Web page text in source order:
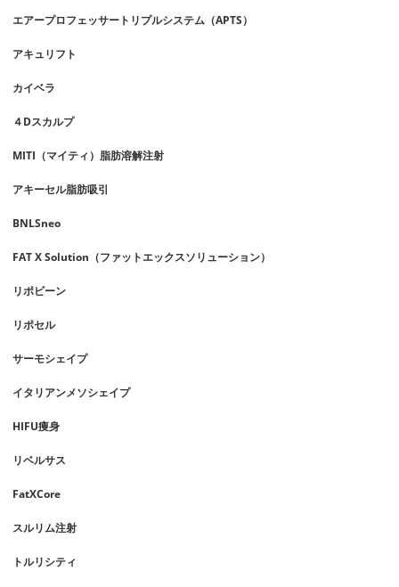
エアープロフェッサートリプルシステム（APTS）
アキュリフト
カイベラ
４Dスカルプ
MITI（マイティ）脂肪溶解注射
アキーセル脂肪吸引
BNLSneo
FAT X Solution（ファットエックスソリューション）
リポビーン
リポセル
サーモシェイプ
イタリアンメソシェイプ
HIFU痩身
リベルサス
FatXCore
スルリム注射
トルリシティ